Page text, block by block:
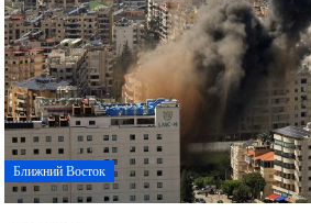
Ближний Восток